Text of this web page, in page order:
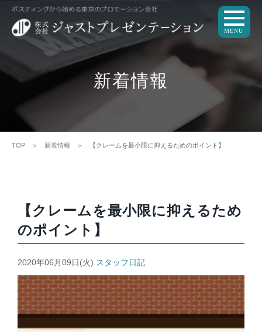
MENU
新着情報
TOP ＞ 新着情報 ＞ 【クレームを最小限に抑えるためのポイント】
【クレームを最小限に抑えるため
のポイント】
2020年06月09日(火) スタッフ日記